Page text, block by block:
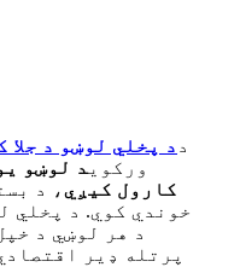
د د پخلي لوښو د جلا
ورکوي د لوښو
کارول کیږي، د
خوندي کوي. د پخلي
د هر لوښي د
پرتله ډیر